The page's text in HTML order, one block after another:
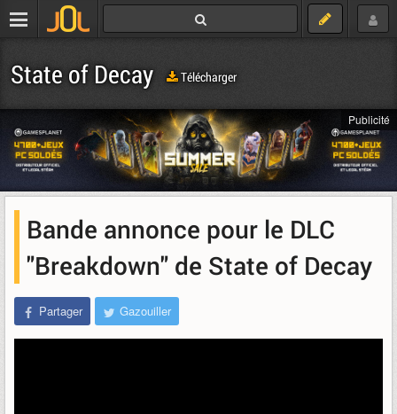
State of Decay Télécharger
Publicité
Bande annonce pour le DLC
"Breakdown" de State of Decay
Partager Gazouiller